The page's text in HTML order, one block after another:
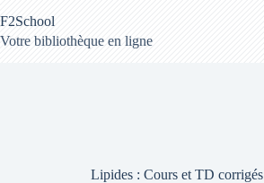
au
contenu
F2School
Votre bibliothèque en ligne
Lipides : Cours et TD corrigés